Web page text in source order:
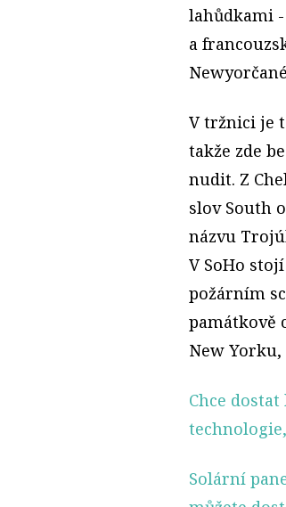
lahůdkami
a
V tržnici je
takže zde
nudit. Z
slov South
názvu
V SoHo
požárním
památkově
New
Chce
Solární